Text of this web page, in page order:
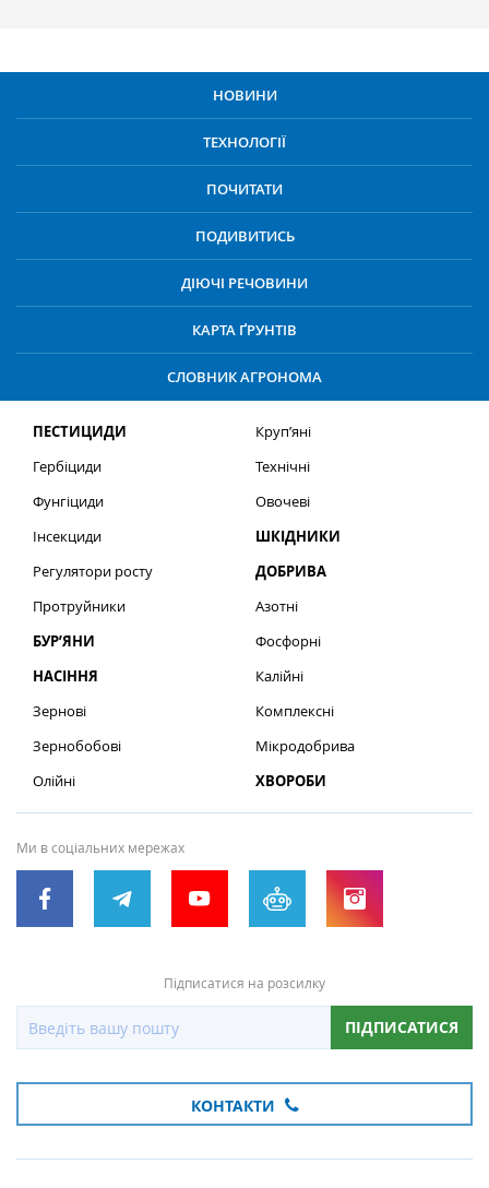
НОВИНИ
ТЕХНОЛОГІЇ
ПОЧИТАТИ
ПОДИВИТИСЬ
ДІЮЧІ РЕЧОВИНИ
КАРТА ҐРУНТІВ
СЛОВНИК АГРОНОМА
ПЕСТИЦИДИ
Гербіциди
Фунгіциди
Інсекциди
Регулятори росту
Протруйники
БУР’ЯНИ
НАСІННЯ
Зернові
Зернобобові
Олійні
Круп’яні
Технічні
Овочеві
ШКІДНИКИ
ДОБРИВА
Азотні
Фосфорні
Калійні
Комплексні
Мікродобрива
ХВОРОБИ
Ми в соціальних мережах
Підписатися на розсилку
ПІДПИСАТИСЯ
КОНТАКТИ